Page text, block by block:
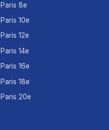
Paris 8e
Paris 10e
Paris 12e
Paris 14e
Paris 16e
Paris 18e
Paris 20e